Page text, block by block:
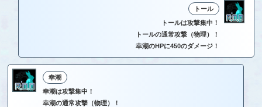
トール
トールは攻撃集中！
トールの通常攻撃（物理）！
幸潮のHPに450のダメージ！
幸潮
幸潮は攻撃集中！
幸潮の通常攻撃（物理）！